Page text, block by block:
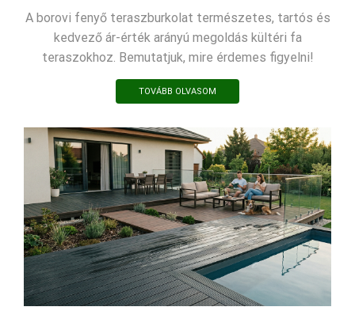
A borovi fenyő teraszburkolat természetes, tartós és
kedvező ár-érték arányú megoldás kültéri fa
teraszokhoz. Bemutatjuk, mire érdemes figyelni!
TOVÁBB OLVASOM